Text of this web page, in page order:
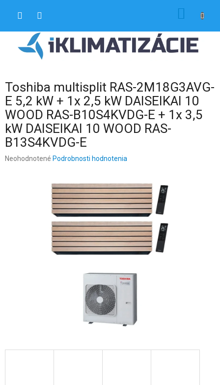
Toshiba multisplit RAS-2M18G3AVG-
E 5,2 kW + 1x 2,5 kW DAISEIKAI 10
WOOD RAS-B10S4KVDG-E + 1x 3,5
kW DAISEIKAI 10 WOOD RAS-
B13S4KVDG-E
Priemerné
Neohodnotené Podrobnosti hodnotenia